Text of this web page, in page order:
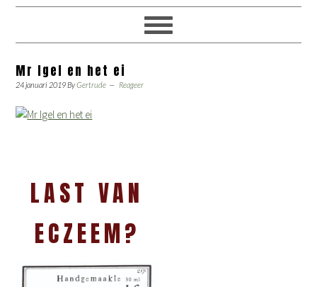
Mr Igel en het ei
24 januari 2019ByGertrude Reageer
LAST VAN
ECZEEM?